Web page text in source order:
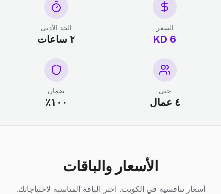
السعر
6 KD
الحد الأدنى
٢ ساعات
حتى
٤ عمال
ضمان
١٠٠٪
الأسعار والباقات
أسعار تنافسية في الكويت. اختر الباقة المناسبة لاحتياجاتك.